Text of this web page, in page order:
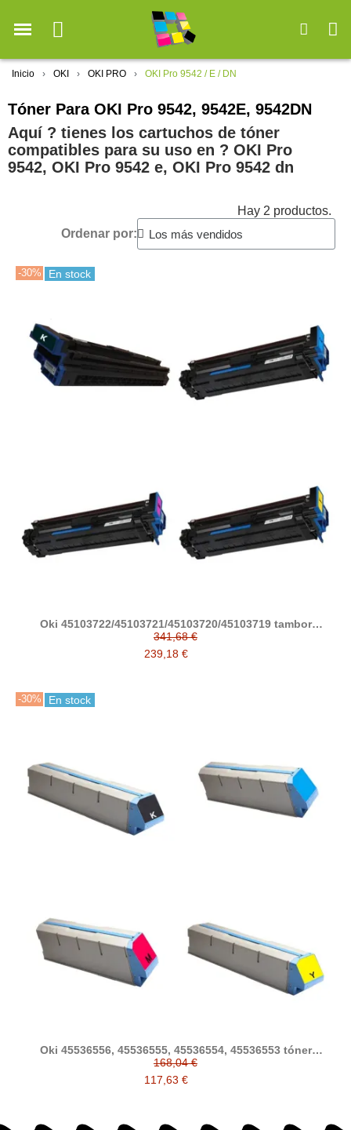
Inicio OKI OKI PRO OKI Pro 9542 / E / DN
Tóner Para OKI Pro 9542, 9542E, 9542DN
Aquí ? tienes los cartuchos de tóner
compatibles para su uso en ?️ OKI Pro
9542, OKI Pro 9542 e, OKI Pro 9542 dn
Hay 2 productos.
Ordenar por:
-30% En stock
Oki 45103722/45103721/45103720/45103719 tambor
compatible
341,68 €
239,18 €
-30% En stock
Oki 45536556, 45536555, 45536554, 45536553 tóner
compatible
168,04 €
117,63 €